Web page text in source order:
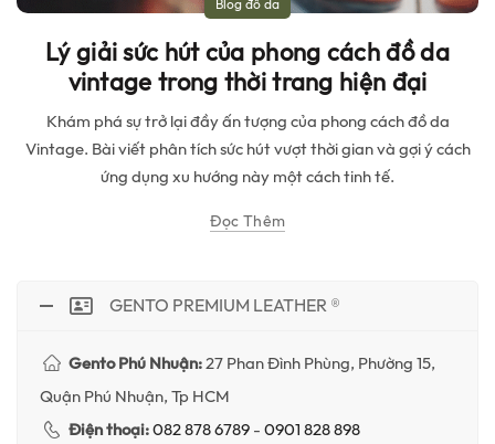
Blog đồ da
Lý giải sức hút của phong cách đồ da
vintage trong thời trang hiện đại
Khám phá sự trở lại đầy ấn tượng của phong cách đồ da
Vintage. Bài viết phân tích sức hút vượt thời gian và gợi ý cách
ứng dụng xu hướng này một cách tinh tế.
Đọc Thêm
GENTO PREMIUM LEATHER ®
Gento Phú Nhuận:27 Phan Đình Phùng, Phường 15,
Quận Phú Nhuận, Tp HCM
Điện thoại:082 878 6789-0901 828 898